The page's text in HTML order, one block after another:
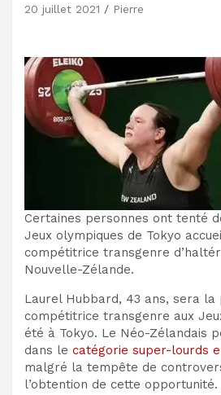
20 juillet 2021 Pierre
Certaines personnes ont tenté
Jeux olympiques de Tokyo
compétitrice transgenre
Nouvelle-Zélande.
Laurel Hubbard, 43 ans, sera la
compétitrice transgenre aux
été à Tokyo. Le Néo-Zélandais
dans le catégorie super-lourds
malgré la tempête de
l’obtention de cette opportunité.